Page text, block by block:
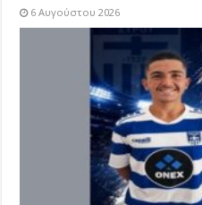
6 Αυγούστου 2026